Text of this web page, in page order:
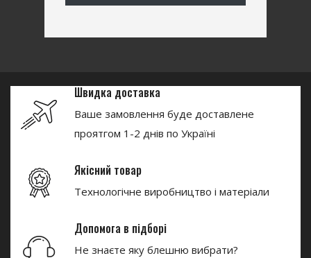
Швидка доставка
Ваше замовлення буде доставлене
проятгом 1-2 днів по Україні
Якісний товар
Технологічне виробництво і матеріали
Допомога в підборі
Не знаєте яку блешню вибрати?